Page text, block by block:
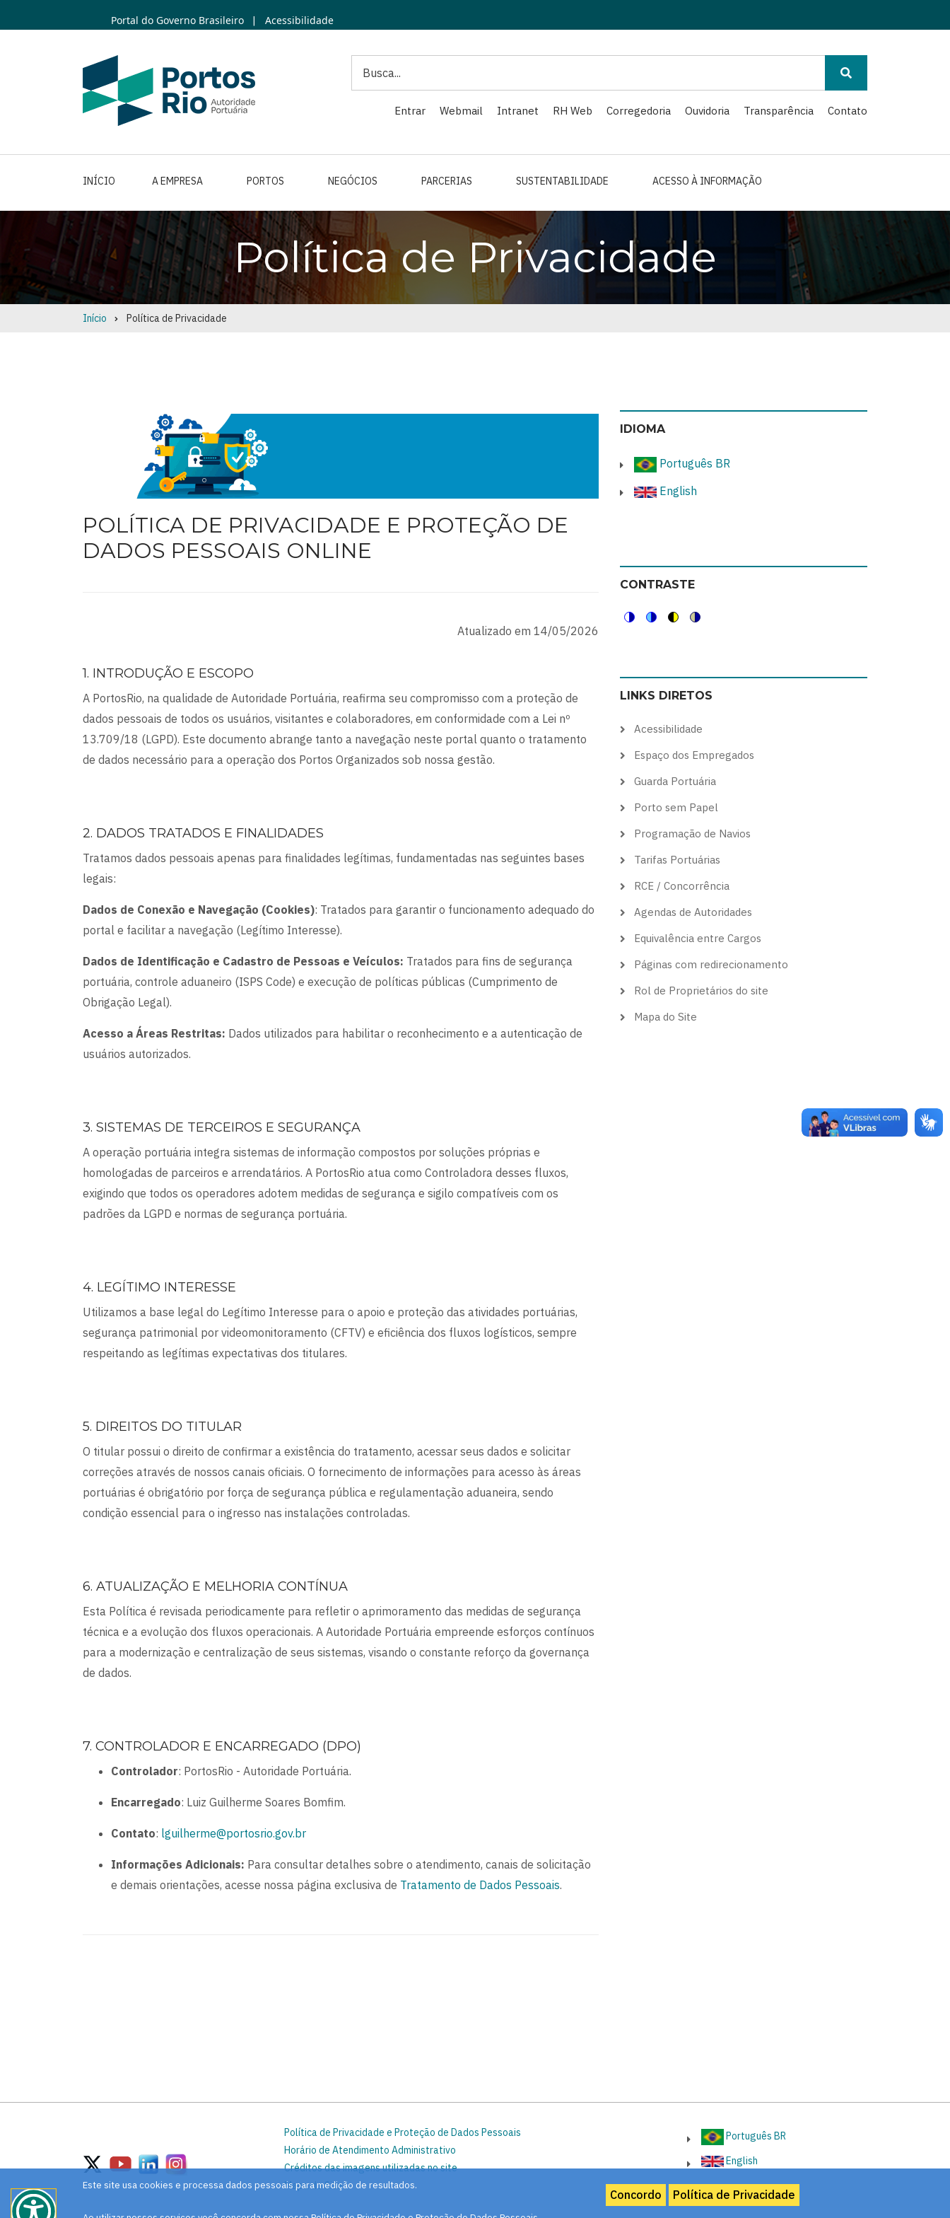
to
Portal do Governo Brasileiro | Acessibilidade
Entrar Webmail Intranet RH Web Corregedoria Ouvidoria Transparência Contato
INÍCIO A EMPRESA PORTOS NEGÓCIOS PARCERIAS SUSTENTABILIDADE ACESSO À INFORMAÇÃO
Política de Privacidade
Início Política de Privacidade
POLÍTICA DE PRIVACIDADE E PROTEÇÃO DE
DADOS PESSOAIS ONLINE
Atualizado em 14/05/2026
1. INTRODUÇÃO E ESCOPO
A PortosRio, na qualidade de Autoridade Portuária, reafirma seu compromisso com a proteção de
dados pessoais de todos os usuários, visitantes e colaboradores, em conformidade com a Lei nº
13.709/18 (LGPD). Este documento abrange tanto a navegação neste portal quanto o tratamento
de dados necessário para a operação dos Portos Organizados sob nossa gestão.
2. DADOS TRATADOS E FINALIDADES
Tratamos dados pessoais apenas para finalidades legítimas, fundamentadas nas seguintes bases
legais:
Dados de Conexão e Navegação (Cookies): Tratados para garantir o funcionamento adequado do
portal e facilitar a navegação (Legítimo Interesse).
Dados de Identificação e Cadastro de Pessoas e Veículos: Tratados para fins de segurança
portuária, controle aduaneiro (ISPS Code) e execução de políticas públicas (Cumprimento de
Obrigação Legal).
Acesso a Áreas Restritas: Dados utilizados para habilitar o reconhecimento e a autenticação de
usuários autorizados.
3. SISTEMAS DE TERCEIROS E SEGURANÇA
A operação portuária integra sistemas de informação compostos por soluções próprias e
homologadas de parceiros e arrendatários. A PortosRio atua como Controladora desses fluxos,
exigindo que todos os operadores adotem medidas de segurança e sigilo compatíveis com os
padrões da LGPD e normas de segurança portuária.
4. LEGÍTIMO INTERESSE
Utilizamos a base legal do Legítimo Interesse para o apoio e proteção das atividades portuárias,
segurança patrimonial por videomonitoramento (CFTV) e eficiência dos fluxos logísticos, sempre
respeitando as legítimas expectativas dos titulares.
5. DIREITOS DO TITULAR
O titular possui o direito de confirmar a existência do tratamento, acessar seus dados e solicitar
correções através de nossos canais oficiais. O fornecimento de informações para acesso às áreas
portuárias é obrigatório por força de segurança pública e regulamentação aduaneira, sendo
condição essencial para o ingresso nas instalações controladas.
6. ATUALIZAÇÃO E MELHORIA CONTÍNUA
Esta Política é revisada periodicamente para refletir o aprimoramento das medidas de segurança
técnica e a evolução dos fluxos operacionais. A Autoridade Portuária empreende esforços contínuos
para a modernização e centralização de seus sistemas, visando o constante reforço da governança
de dados.
7. CONTROLADOR E ENCARREGADO (DPO)
Controlador: PortosRio - Autoridade Portuária.
Encarregado: Luiz Guilherme Soares Bomfim.
Contato: lguilherme@portosrio.gov.br
Informações Adicionais: Para consultar detalhes sobre o atendimento, canais de solicitação
e demais orientações, acesse nossa página exclusiva de Tratamento de Dados Pessoais.
IDIOMA
Português BR
English
CONTRASTE
color
theme
blue
theme
high
visibility
soft
theme
LINKS DIRETOS
Acessibilidade
Espaço dos Empregados
Guarda Portuária
Porto sem Papel
Programação de Navios
Tarifas Portuárias
RCE / Concorrência
Agendas de Autoridades
Equivalência entre Cargos
Páginas com redirecionamento
Rol de Proprietários do site
Mapa do Site
Política de Privacidade e Proteção de Dados Pessoais
Horário de Atendimento Administrativo
Créditos das imagens utilizadas no site
Mapa do Site
Português BR
English
Este site usa cookies e processa dados pessoais para medição de resultados.
Concordo Política de Privacidade